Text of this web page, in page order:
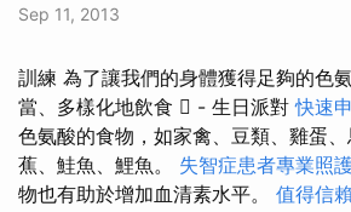
Sep 11, 2013
訓練 為了讓我們的身體獲得足夠的色
當、多樣化地飲食  - 生日派對快速
色氨酸的食物，如家禽、豆類、雞蛋
蕉、鮭魚、鯉魚。 失智症患者專業照
物也有助於增加血清素水平。 值得信